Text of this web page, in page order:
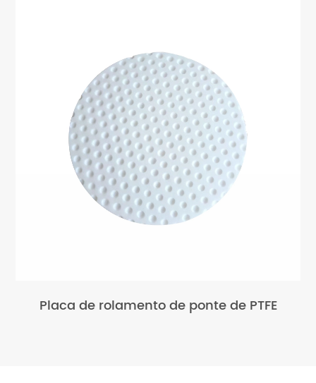
Placa de rolamento de ponte de PTFE